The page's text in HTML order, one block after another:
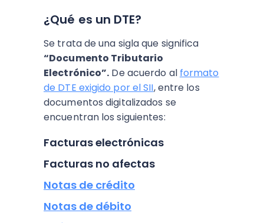
¿Qué es un DTE?
Se trata de una sigla que significa
“Documento Tributario
Electrónico”. De acuerdo al formato
de DTE exigido por el SII, entre los
documentos digitalizados se
encuentran los siguientes:
Facturas electrónicas
Facturas no afectas
Notas de crédito
Notas de débito